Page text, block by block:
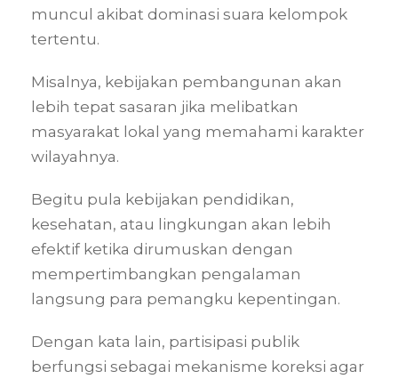
muncul akibat dominasi suara kelompok
tertentu.
Misalnya, kebijakan pembangunan akan
lebih tepat sasaran jika melibatkan
masyarakat lokal yang memahami karakter
wilayahnya.
Begitu pula kebijakan pendidikan,
kesehatan, atau lingkungan akan lebih
efektif ketika dirumuskan dengan
mempertimbangkan pengalaman
langsung para pemangku kepentingan.
Dengan kata lain, partisipasi publik
berfungsi sebagai mekanisme koreksi agar